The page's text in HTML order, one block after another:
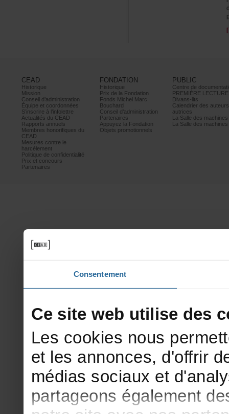
Consentement
CEAD
Historique
Mission
Conseild’administration
Équipeetcoordonnées
S’inscrireàl’infolettre
ActualitésduCEAD
Rapportsannuels
Membreshonorifiquesdu
CEAD
Mesurescontrele
harcèlement
Politiquedeconfidentialité
Prixetconcours
Partenaires
FONDATION
Historique
PrixdelaFondation
FondsMichelMarc
Bouchard
Conseild’administration
Partenaires
AppuyezlaFondation
Objetspromotionnels
PUBLIC
PREMIÈRELECTURE
Divans-lits
autrices